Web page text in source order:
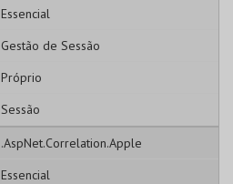
Essencial
Gestão de Sessão
Próprio
Sessão
.AspNet.Correlation.Apple
Essencial